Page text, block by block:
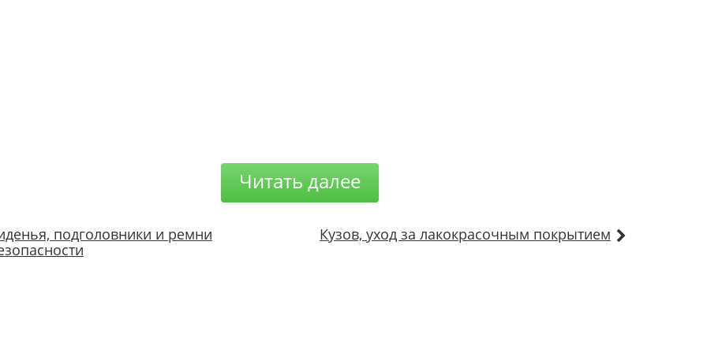
Читать далее
подголовники и ремни
Кузов, уход за лакокрасочным покрытием